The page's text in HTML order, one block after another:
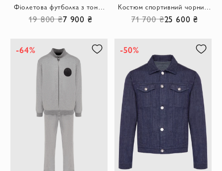
Фіолетова футболка з тонкої бавовни з вишивкою бренду на грудях
19 800 ₴7 900 ₴
Костюм спортивний чорний з коміром-стійкою і вишитим контрастним логотипом чоловічий
71 700 ₴25 600 ₴
-64% -50%